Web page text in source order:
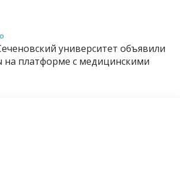
университет объявили
на платформе с медицинскими